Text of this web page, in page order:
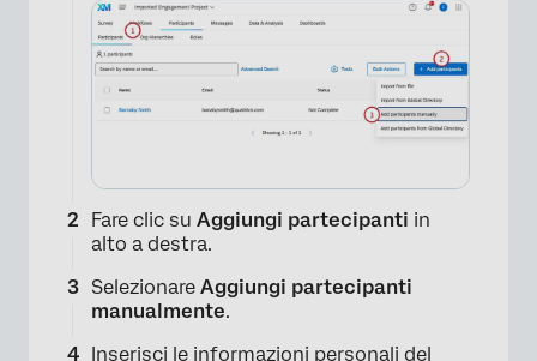
Fare clic su Aggiungi partecipanti in
alto a destra.
Selezionare Aggiungi partecipanti
manualmente.
Inserisci le informazioni personali del